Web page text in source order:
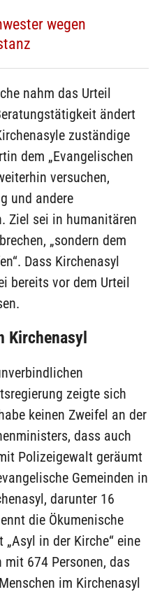
wegen
nahm das Urteil
ändert
zuständige
dem „Evangelischen
versuchen,
und andere
Ziel sei in humanitären
„sondern dem
Dass Kirchenasyl
bereits vor dem Urteil
Kirchenasyl
zeigte sich
keinen Zweifel an der
dass auch
Polizeigewalt geräumt
Gemeinden in
darunter 16
die Ökumenische
in der Kirche“ eine
674 Personen, das
im Kirchenasyl